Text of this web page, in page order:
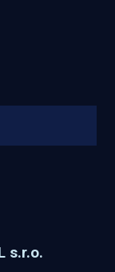
s.r.o.